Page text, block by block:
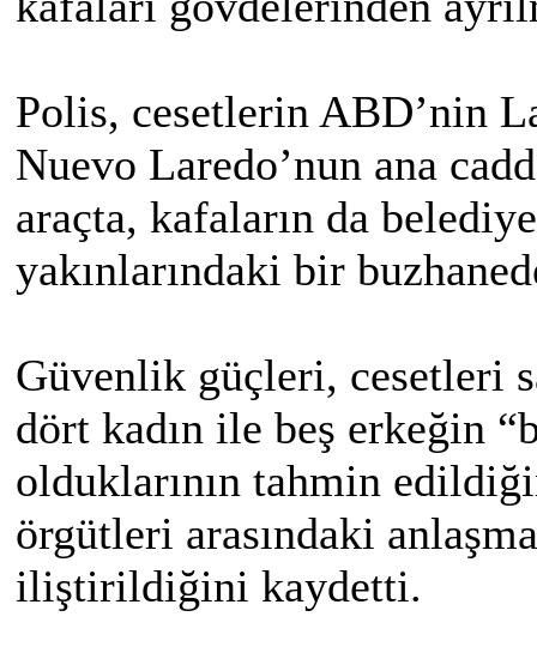
Polis, cesetlerin ABD’nin
Nuevo Laredo’nun ana
araçta, kafaların da belediye
yakınlarındaki bir
Güvenlik güçleri, cesetleri
dört kadın ile beş erkeğin
olduklarının tahmin
örgütleri arasındaki
iliştirildiğini kaydetti.